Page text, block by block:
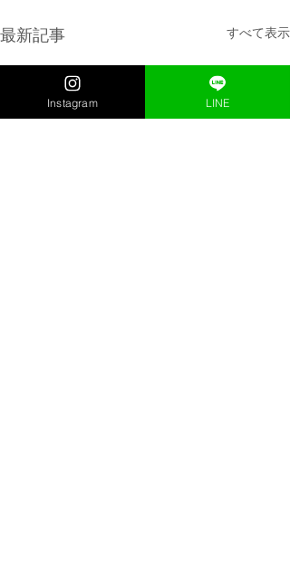
最新記事 すべて表示
Instagram LINE